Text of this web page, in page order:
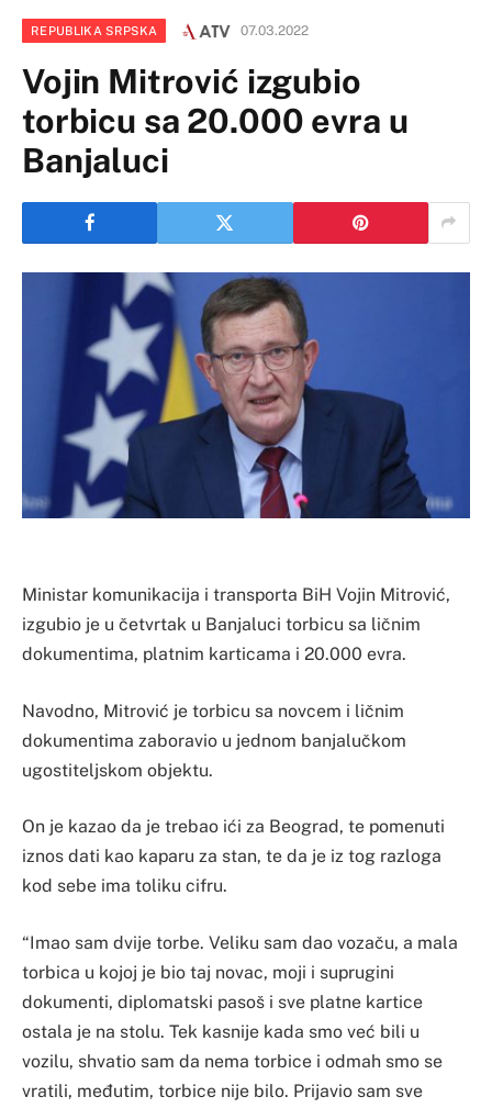
REPUBLIKA SRPSKA 07.03.2022
Vojin Mitrović izgubio
torbicu sa 20.000 evra u
Banjaluci
Ministar komunikacija i transporta BiH Vojin Mitrović,
izgubio je u četvrtak u Banjaluci torbicu sa ličnim
dokumentima, platnim karticama i 20.000 evra.
Navodno, Mitrović je torbicu sa novcem i ličnim
dokumentima zaboravio u jednom banjalučkom
ugostiteljskom objektu.
On je kazao da je trebao ići za Beograd, te pomenuti
iznos dati kao kaparu za stan, te da je iz tog razloga
kod sebe ima toliku cifru.
“Imao sam dvije torbe. Veliku sam dao vozaču, a mala
torbica u kojoj je bio taj novac, moji i suprugini
dokumenti, diplomatski pasoš i sve platne kartice
ostala je na stolu. Tek kasnije kada smo već bili u
vozilu, shvatio sam da nema torbice i odmah smo se
vratili, međutim, torbice nije bilo. Prijavio sam sve